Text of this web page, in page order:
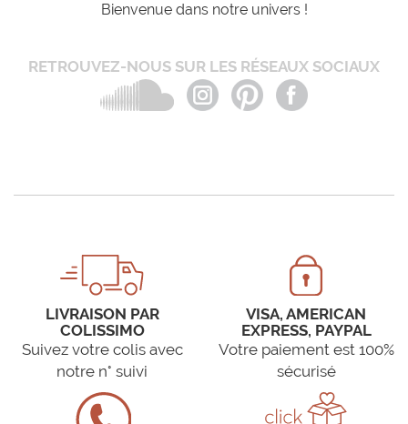
Bienvenue dans notre univers !
RETROUVEZ-NOUS SUR LES RÉSEAUX SOCIAUX
LIVRAISON PAR
COLISSIMO
Suivez votre colis avec
notre n° suivi
VISA, AMERICAN
EXPRESS, PAYPAL
Votre paiement est 100%
sécurisé